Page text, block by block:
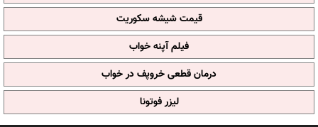
قیمت شیشه سکوریت
فیلم آپنه خواب
درمان قطعی خروپف در خواب
لیزر فوتونا